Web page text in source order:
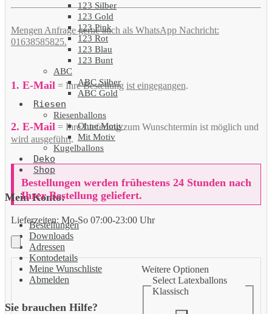
123 Silber
123 Gold
123 Pink
123 Rot
123 Blau
123 Bunt
ABC
ABC Silber
ABC Gold
Riesen
Riesenballons
Ohne Motiv
Mit Motiv
Kugelballons
Deko
Shop
Mein Konto:
Bestellungen
Downloads
Adressen
Kontodetails
Meine Wunschliste
Abmelden
Sie brauchen Hilfe?
Mengen Anfrage gerne auch als WhatsApp Nachricht:
01638585825.
1. E-Mail = Ihre Bestellung ist eingegangen.
2. E-Mail = Ihre Lieferung zum Wunschtermin ist möglich und
wird ausgeführt.
Bestellungen werden frühestens 24 Stunden nach
Ihrer Bestellung geliefert.
Lieferzeiten: Mo-So 07:00-23:00 Uhr
Weitere Optionen
Select Latexballons
Klassisch